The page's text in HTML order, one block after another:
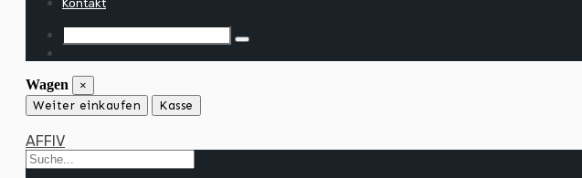
Kontakt
Wagen ×
Weiter einkaufen Kasse
AFFIV